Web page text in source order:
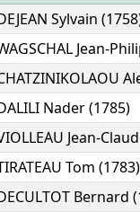
Sylvain
Jean-
Nader (1785)
Jean-
Tom (1783)
Bernard